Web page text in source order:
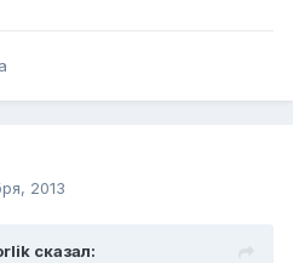
2013
сказал: